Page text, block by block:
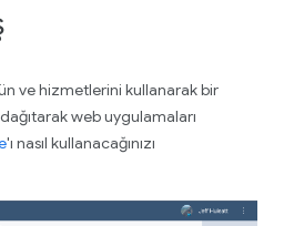
ve hizmetlerini kullanarak bir
web uygulamaları
'ı nasıl kullanacağınızı